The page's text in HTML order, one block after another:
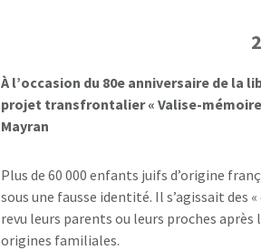
À l’occasion du 80e anniversaire de la
projet transfrontalier « Valise-
Mayran
Plus de 60 000 enfants juifs d’origine
sous une fausse identité. Il s’agissait des
revu leurs parents ou leurs proches
origines familiales.